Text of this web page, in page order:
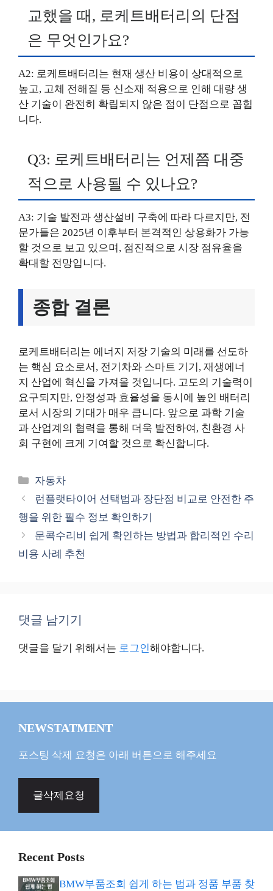
교했을 때, 로케트배터리의 단점
은 무엇인가요?
A2: 로케트배터리는 현재 생산 비용이 상대적으로
높고, 고체 전해질 등 신소재 적용으로 인해 대량 생
산 기술이 완전히 확립되지 않은 점이 단점으로 꼽힙
니다.
Q3: 로케트배터리는 언제쯤 대중
적으로 사용될 수 있나요?
A3: 기술 발전과 생산설비 구축에 따라 다르지만, 전
문가들은 2025년 이후부터 본격적인 상용화가 가능
할 것으로 보고 있으며, 점진적으로 시장 점유율을
확대할 전망입니다.
종합 결론
로케트배터리는 에너지 저장 기술의 미래를 선도하
는 핵심 요소로서, 전기차와 스마트 기기, 재생에너
지 산업에 혁신을 가져올 것입니다. 고도의 기술력이
요구되지만, 안정성과 효율성을 동시에 높인 배터리
로서 시장의 기대가 매우 큽니다. 앞으로 과학 기술
과 산업계의 협력을 통해 더욱 발전하여, 친환경 사
회 구현에 크게 기여할 것으로 확신합니다.
카
테
리
자동차
런플랫타이어 선택법과 장단점 비교로 안전한 주
행을 위한 필수 정보 확인하기
문콕수리비 쉽게 확인하는 방법과 합리적인 수리
비용 사례 추천
댓글 남기기
댓글을 달기 위해서는 로그인해야합니다.
NEWSTATMENT
포스팅 삭제 요청은 아래 버튼으로 해주세요
글삭제요청
Recent Posts
BMW부품조회 쉽게 하는 법과 정품 부품 찾